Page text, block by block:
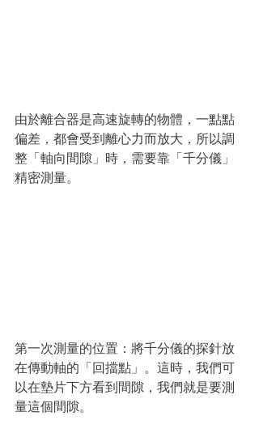
由於離合器是高速旋轉的物體，一點點
偏差，都會受到離心力而放大，所以調
整「軸向間隙」時，需要靠「千分儀」
精密測量。
第一次測量的位置：將千分儀的探針放
在傳動軸的「回擋點」。這時，我們可
以在墊片下方看到間隙，我們就是要測
量這個間隙。